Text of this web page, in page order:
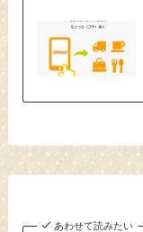
あわせて読みたい